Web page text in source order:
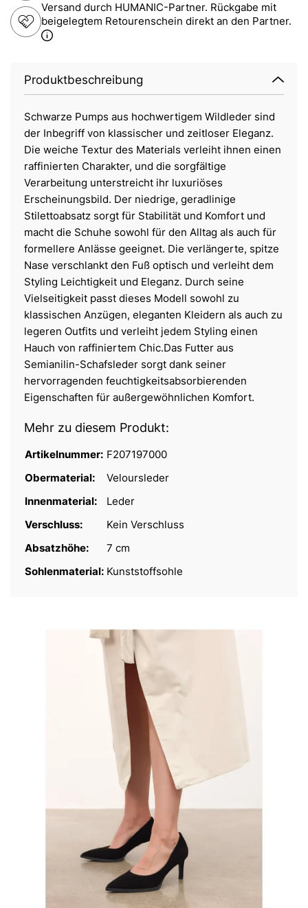
Versand durch HUMANIC-Partner. Rückgabe mit
beigelegtem Retourenschein direkt an den Partner.
Produktbeschreibung
Schwarze Pumps aus hochwertigem Wildleder sind
der Inbegriff von klassischer und zeitloser Eleganz.
Die weiche Textur des Materials verleiht ihnen einen
raffinierten Charakter, und die sorgfältige
Verarbeitung unterstreicht ihr luxuriöses
Erscheinungsbild. Der niedrige, geradlinige
Stilettoabsatz sorgt für Stabilität und Komfort und
macht die Schuhe sowohl für den Alltag als auch für
formellere Anlässe geeignet. Die verlängerte, spitze
Nase verschlankt den Fuß optisch und verleiht dem
Styling Leichtigkeit und Eleganz. Durch seine
Vielseitigkeit passt dieses Modell sowohl zu
klassischen Anzügen, eleganten Kleidern als auch zu
legeren Outfits und verleiht jedem Styling einen
Hauch von raffiniertem Chic.Das Futter aus
Semianilin-Schafsleder sorgt dank seiner
hervorragenden feuchtigkeitsabsorbierenden
Eigenschaften für außergewöhnlichen Komfort.
Mehr zu diesem Produkt:
Artikelnummer: F207197000
Obermaterial:
Veloursleder
Innenmaterial:
Leder
Verschluss:
Kein Verschluss
Absatzhöhe:
7 cm
Sohlenmaterial: Kunststoffsohle